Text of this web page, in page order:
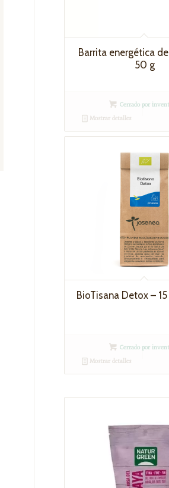
Barrita energética
50 g
Cerrado por
Mostrar detalles
BioTisana Detox –
Cerrado por
Mostrar detalles